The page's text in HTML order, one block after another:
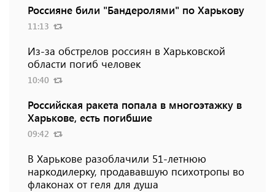
Россияне били "Бандеролями" по Харькову
11:13
Из-за обстрелов россиян в Харьковской
области погиб человек
10:40
Российская ракета попала в многоэтажку в
Харькове, есть погибшие
09:42
В Харькове разоблачили 51-летнюю
наркодилерку, продававшую психотропы во
флаконах от геля для душа